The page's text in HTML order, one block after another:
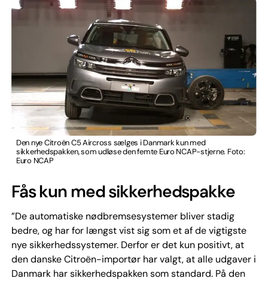
Den nye Citroën C5 Aircross sælges i Danmark kun med
sikkerhedspakken, som udløse den femte Euro NCAP-stjerne. Foto:
Euro NCAP
Fås kun med sikkerhedspakke
”De automatiske nødbremsesystemer bliver stadig
bedre, og har for længst vist sig som et af de vigtigste
nye sikkerhedssystemer. Derfor er det kun positivt, at
den danske Citroën-importør har valgt, at alle udgaver i
Danmark har sikkerhedspakken som standard. På den